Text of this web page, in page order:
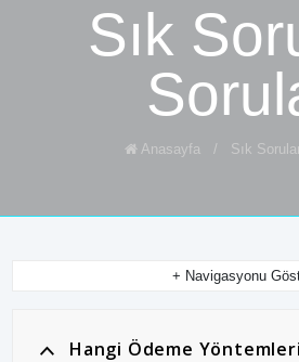
Sık
Anasayfa / Sık
+ Navigasyonu
Hangi Ödeme